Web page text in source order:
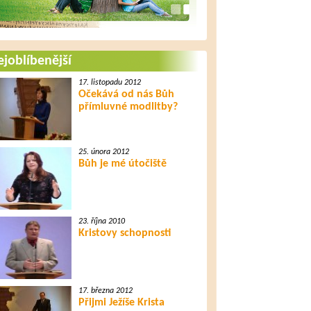
17. listopadu 2012
Očekává od nás Bůh
přímluvné modlitby?
25. února 2012
Bůh je mé útočiště
23. října 2010
Kristovy schopnosti
17. března 2012
Přijmi Ježíše Krista